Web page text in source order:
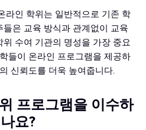
라인 학위는 일반적으로 기존 학
은 교육 방식과 관계없이 교육
수여 기관의 명성을 가장 중요
들이 온라인 프로그램을 제공하
신뢰도를 더욱 높여줍니다.
프로그램을 이수하
요?